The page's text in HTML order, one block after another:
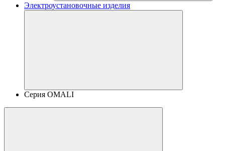
Электроустановочные изделия
Серия OMALI